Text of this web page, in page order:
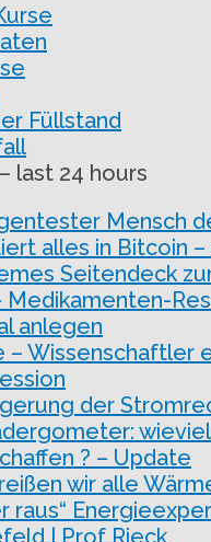
Füllstand
last 24 hours
Mensch
alles in Bitcoin
Seitendeck
Medikamenten-
anlegen
– Wissenschaftler
der
? – Update
wir alle
raus“
| Prof Rieck